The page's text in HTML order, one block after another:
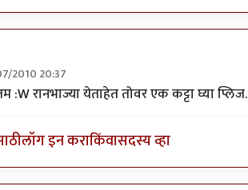
2010 20:37
:W रानभाज्या येताहेत तोवर एक कट्टा घ्या प्लिज.
लॉग इन कराकिंवासदस्य व्हा